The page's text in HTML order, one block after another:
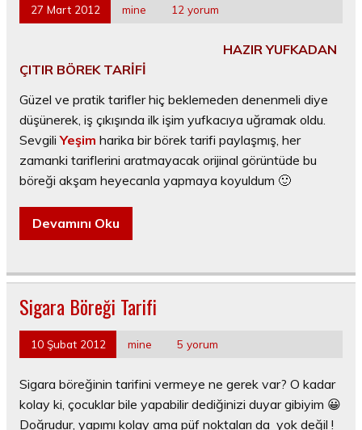
27 Mart 2012 mine 12 yorum
HAZIR YUFKADAN
ÇITIR BÖREK TARİFİ
Güzel ve pratik tarifler hiç beklemeden denenmeli diye
düşünerek, iş çıkışında ilk işim yufkacıya uğramak oldu.
SevgiliYeşim harika bir börek tarifi paylaşmış, her
zamanki tariflerini aratmayacak orijinal görüntüde bu
böreği akşam heyecanla yapmaya koyuldum 🙂
Devamını Oku
Sigara Böreği Tarifi
10 Şubat 2012 mine 5 yorum
Sigara böreğinin tarifini vermeye ne gerek var? O kadar
kolay ki, çocuklar bile yapabilir dediğinizi duyar gibiyim 😀
Doğrudur, yapımı kolay ama püf noktaları da yok değil !